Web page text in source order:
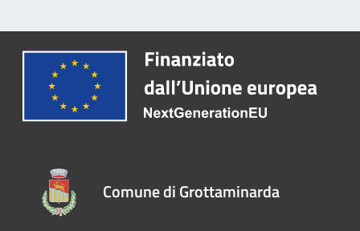
Comune di Grottaminarda